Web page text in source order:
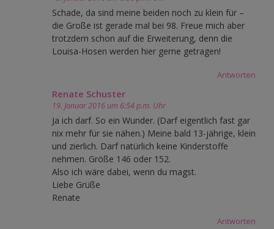
Schade, da sind meine beiden noch zu klein für –
die Große ist gerade mal bei 98. Freue mich aber
trotzdem schon auf die Erweiterung, denn die
Louisa-Hosen werden hier gerne getragen!
Antworten
Renate Schuster
19. Januar 2016 um 6:54 p.m. Uhr
Ja ich darf. So ein Wunder. (Darf eigentlich fast gar
nix mehr für sie nähen.) Meine bald 13-jährige, klein
und zierlich. Darf natürlich keine Kinderstoffe
nehmen. Größe 146 oder 152.
Also ich wäre dabei, wenn du magst.
Liebe Grüße
Renate
Antworten